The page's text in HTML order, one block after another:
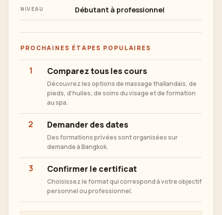
NIVEAU Débutant à professionnel
PROCHAINES ÉTAPES POPULAIRES
1 Comparez tous les cours
Découvrez les options de massage thaïlandais, de
pieds, d'huiles, de soins du visage et de formation
au spa.
2 Demander des dates
Des formations privées sont organisées sur
demande à Bangkok.
3 Confirmer le certificat
Choisissez le format qui correspond à votre objectif
personnel ou professionnel.